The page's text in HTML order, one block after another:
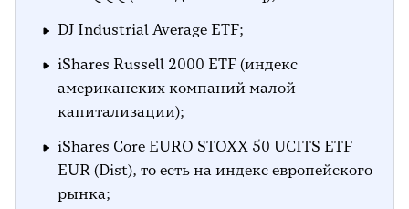
DJ Industrial Average ETF;
iShares Russell 2000 ETF (индекс
американских компаний малой
капитализации);
iShares Core EURO STOXX 50 UCITS ETF
EUR (Dist), то есть на индекс европейского
рынка;